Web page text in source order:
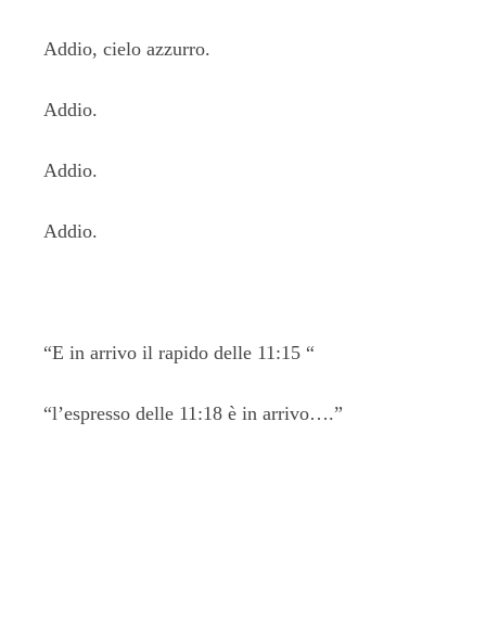
Addio, cielo azzurro.
Addio.
Addio.
Addio.
“E in arrivo il rapido delle 11:15 “
“l’espresso delle 11:18 è in arrivo….”